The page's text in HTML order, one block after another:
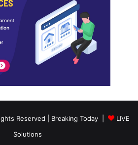
Reserved | Breaking Today |
LIVE
Solutions